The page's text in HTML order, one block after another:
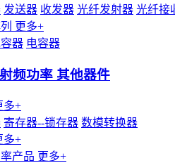
发送器 收发器 光纤发射器 光纤接
更多+
器 电容器
频功率 其他器件
多+
寄存器--锁存器 数模转换器
多+
产品 更多+